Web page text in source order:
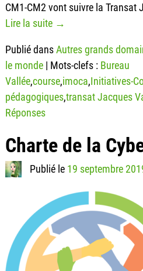
CM1-CM2 vont suivre la Transat
Lire la suite →
Publié dansAutres grands
le monde| Mots-clefs : Bureau
Vallée,course,imoca,Initiatives-
pédagogiques,transat Jacques
Réponses
Charte de la
Publié le 19 septembre